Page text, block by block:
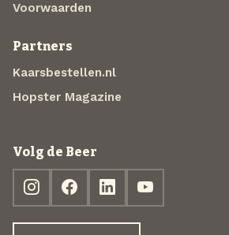
Voorwaarden
Partners
Kaarsbestellen.nl
Hopster Magazine
Volg de Beer